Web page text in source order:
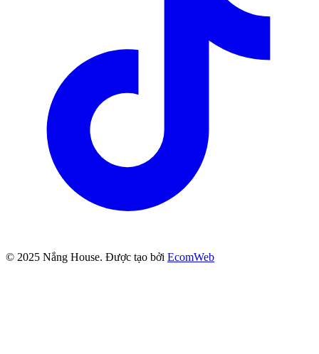
© 2025 Nắng House. Được tạo bởi EcomWeb